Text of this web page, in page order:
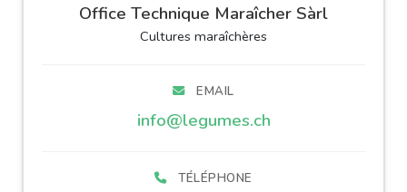
Office Technique Maraîcher Sàrl
Cultures maraîchères
EMAIL
info@legumes.ch
TÉLÉPHONE